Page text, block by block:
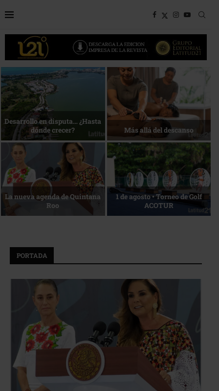
Bottega, un viaje servido a la
mesa
Energía que Impulsa la
competitividad
Reconocimiento de viajeros La esencia del servicio
PORTADA